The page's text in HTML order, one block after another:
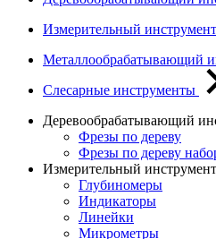
Измерительный инструмент
Металлообрабатывающий
Слесарные инструменты
Деревообрабатывающий
Фрезы по дереву
Фрезы по дереву
Измерительный инструмент
Глубиномеры
Индикаторы
Линейки
Микрометры